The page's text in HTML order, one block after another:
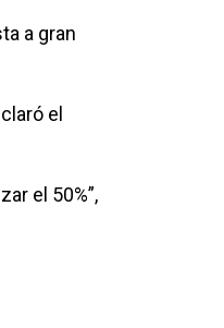
a gran
el
el 50%”,